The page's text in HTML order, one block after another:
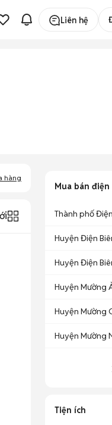
Liên hệ
hàng
Mua bán
Thành phố
Huyện Điện
Huyện Điện
Huyện Mường
Huyện Mường
Huyện Mường
Tiện ích